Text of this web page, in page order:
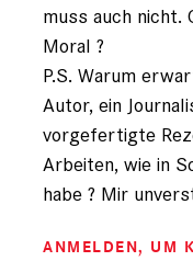
muss auch
Moral ?
P.S. Warum
Autor, ein
vorgefertigte
Arbeiten, wie in
habe ? Mir
ANMELDEN, UM